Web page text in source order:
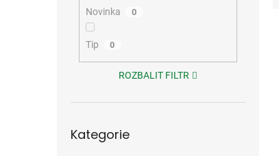
Novinka 0
Tip 0
ROZBALIT FILTR
kategorie
Kategorie